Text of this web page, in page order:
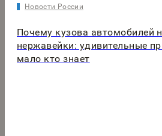
Новости России
Почему кузова автомобилей
нержавейки: удивительные
мало кто знает